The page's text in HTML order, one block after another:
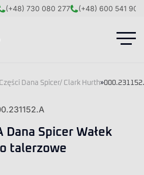
(+48) 730 080 277 (+48) 600 541 908
Części Dana Spicer/ Clark Hurth»
Spicer Wałek
talerzowe